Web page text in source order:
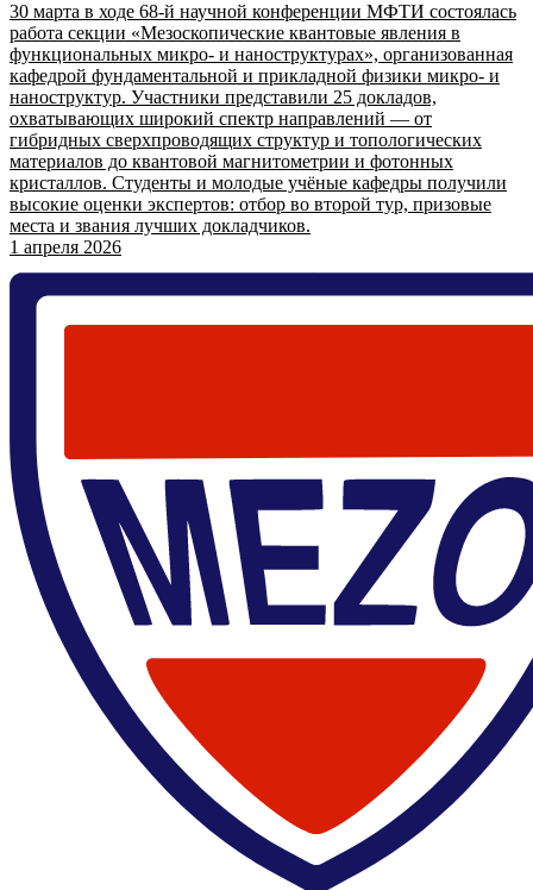
30 марта в ходе 68-й научной конференции МФТИ состоялась
работа секции «Мезоскопические квантовые явления в
функциональных микро- и наноструктурах», организованная
кафедрой фундаментальной и прикладной физики микро- и
наноструктур. Участники представили 25 докладов,
охватывающих широкий спектр направлений — от
гибридных сверхпроводящих структур и топологических
материалов до квантовой магнитометрии и фотонных
кристаллов. Студенты и молодые учёные кафедры получили
высокие оценки экспертов: отбор во второй тур, призовые
места и звания лучших докладчиков.
1 апреля 2026